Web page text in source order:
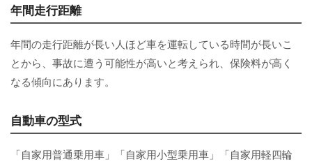
年間走行距離
年間の走行距離が長い人ほど車を運転している時間が長いこ
とから、事故に遭う可能性が高いと考えられ、保険料が高く
なる傾向にあります。
自動車の型式
「自家用普通乗用車」「自家用小型乗用車」「自家用軽四輪